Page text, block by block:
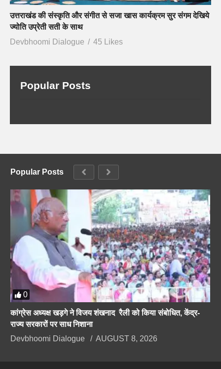
उत्तराखंड की संस्कृति और संगीत से सजा खास कार्यक्रम सुर संगम देखिये
ज्योति उप्रेती सती के साथ
Devbhoomi Dialogue
45 Likes
Popular Posts
Popular Posts
0
कांग्रेस अध्यक्ष खड़गे ने विजय शंखनाद रैली को किया संबोधित, केंद्र-
राज्य सरकारों पर साध निशाना
Devbhoomi Dialogue
AUGUST 8, 2026